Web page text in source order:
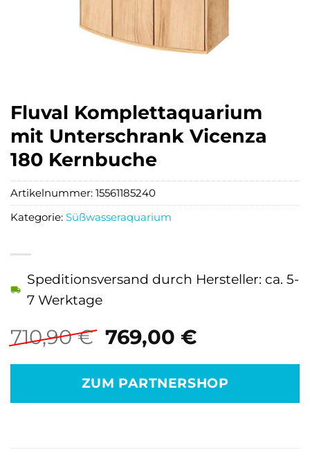
Fluval Komplettaquarium
mit Unterschrank Vicenza
180 Kernbuche
710,90€ Ursprünglicher
Preis
war:
710,90 €
769,00 €Aktueller
ist:
769,00 €.
Speditionsversand durch Hersteller: ca. 5-
7 Werktage
ZUM PARTNERSHOP
Artikelnummer: 15561185240
Kategorie: Süßwasseraquarium